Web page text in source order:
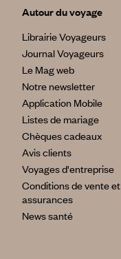
Autour du voyage
Librairie Voyageurs
Journal Voyageurs
Le Mag web
Notre newsletter
Application Mobile
Listes de mariage
Chèques cadeaux
Avis clients
Voyages d'entreprise
Conditions de vente et
assurances
News santé